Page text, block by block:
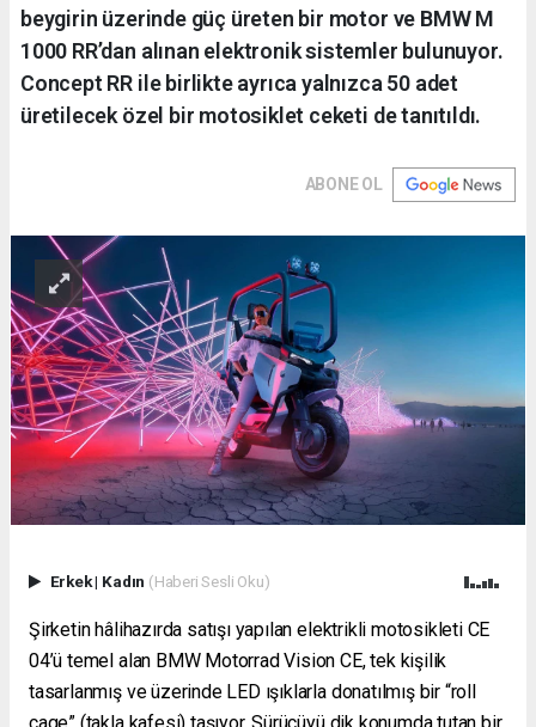
beygirin üzerinde güç üreten bir motor ve BMW M
1000 RR’dan alınan elektronik sistemler bulunuyor.
Concept RR ile birlikte ayrıca yalnızca 50 adet
üretilecek özel bir motosiklet ceketi de tanıtıldı.
ABONE OL
Erkek| Kadın (Haberi Sesli Oku)
Şirketin hâlihazırda satışı yapılan elektrikli motosikleti CE
04’ü temel alan BMW Motorrad Vision CE, tek kişilik
tasarlanmış ve üzerinde LED ışıklarla donatılmış bir “roll
cage” (takla kafesi) taşıyor. Sürücüyü dik konumda tutan bir